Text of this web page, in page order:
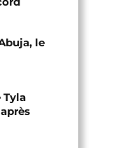
le
Tyla